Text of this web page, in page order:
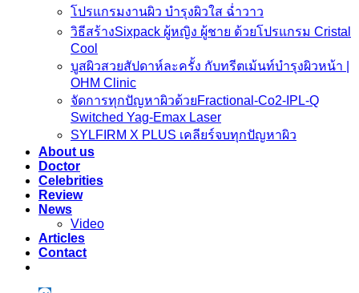
โปรแกรมงานผิว บำรุงผิวใส ฉ่ำวาว
วิธีสร้างSixpack ผู้หญิง ผู้ชาย ด้วยโปรแกรม Cristal
Cool
บูสผิวสวยสัปดาห์ละครั้ง กับทรีตเม้นท์บำรุงผิวหน้า |
OHM Clinic
จัดการทุกปัญหาผิวด้วยFractional-Co2-IPL-Q
Switched Yag-Emax Laser
SYLFIRM X PLUS เคลียร์จบทุกปัญหาผิว
About us
Doctor
Celebrities
Review
News
Video
Articles
Contact